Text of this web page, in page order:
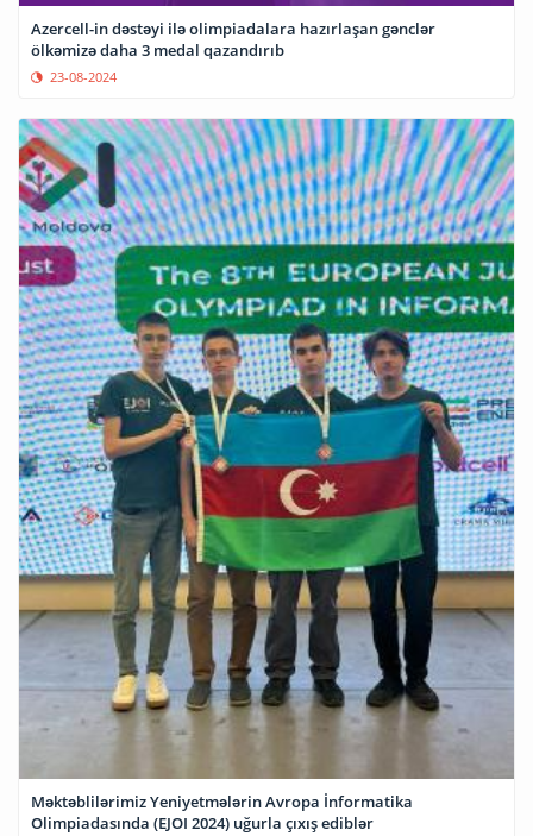
Azercell-in dəstəyi ilə olimpiadalara hazırlaşan gənclər
ölkəmizə daha 3 medal qazandırıb
23-08-2024
Məktəblilərimiz Yeniyetmələrin Avropa İnformatika
Olimpiadasında (EJOI 2024) uğurla çıxış ediblər